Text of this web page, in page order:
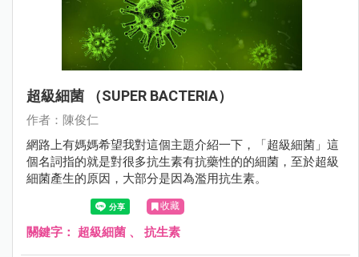
超級細菌 （SUPER BACTERIA）
作者：陳俊仁
網路上有媽媽希望我對這個主題介紹一下，「超級細菌」這
個名詞指的就是對很多抗生素有抗藥性的的細菌，至於超級
細菌產生的原因，大部分是因為濫用抗生素。
收藏
關鍵字： 超級細菌 、 抗生素